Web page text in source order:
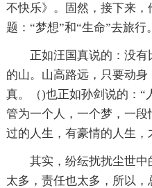
不快乐》。固然，接下来
题：“梦想”和“生命”去旅行。
正如汪国真说的：没
的山。山高路远，只要动
真。（)也正如孙剑说的：“
管为一个人，一个梦，一
过的人生，有豪情的人生，
其实，纷纭扰扰尘世
太多，责任也太多，所以